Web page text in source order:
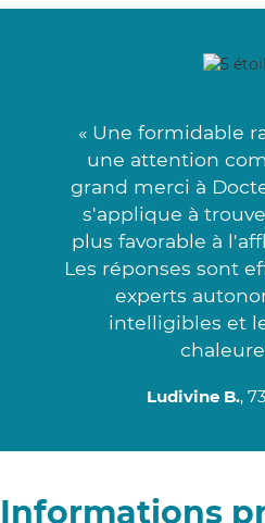
« Une formidable
une attention
grand merci à
s'applique à
plus favorable à
Les réponses sont
experts
intelligibles et
Ludivine B.,
Informations